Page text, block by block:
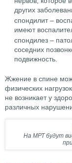
других
спондилит –
имеют
спондилез –
соседних
подвижность.
Жжение в спине
физических
не возникает у
различных
На МРТ будут